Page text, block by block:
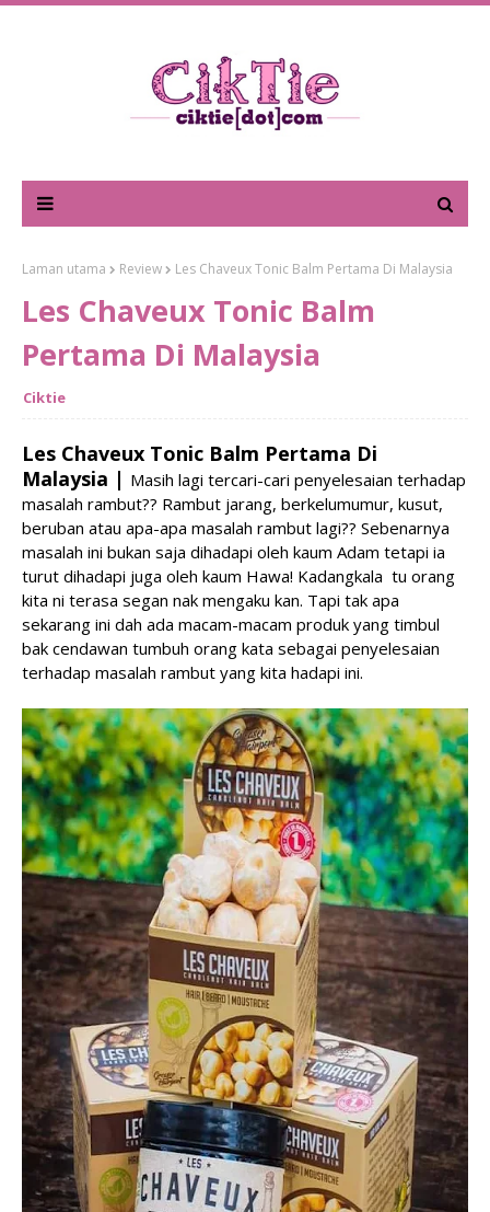
Laman utama Review Les Chaveux Tonic Balm Pertama Di Malaysia
Les Chaveux Tonic Balm
Pertama Di Malaysia
Ciktie
Les Chaveux Tonic Balm Pertama Di
Malaysia | Masih lagi tercari-cari penyelesaian terhadap
masalah rambut?? Rambut jarang, berkelumumur, kusut,
beruban atau apa-apa masalah rambut lagi?? Sebenarnya
masalah ini bukan saja dihadapi oleh kaum Adam tetapi ia
turut dihadapi juga oleh kaum Hawa! Kadangkala tu orang
kita ni terasa segan nak mengaku kan. Tapi tak apa
sekarang ini dah ada macam-macam produk yang timbul
bak cendawan tumbuh orang kata sebagai penyelesaian
terhadap masalah rambut yang kita hadapi ini.